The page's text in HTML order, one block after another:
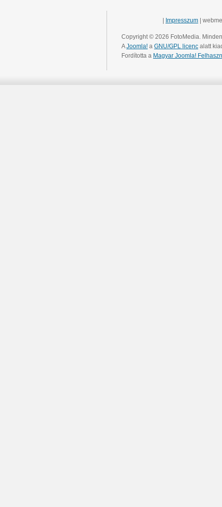
Impresszum |
Copyright © 2026 FotoMedia.
AJoomla! a GNU/GPL licenc alatt
Fordította a Magyar Joomla!